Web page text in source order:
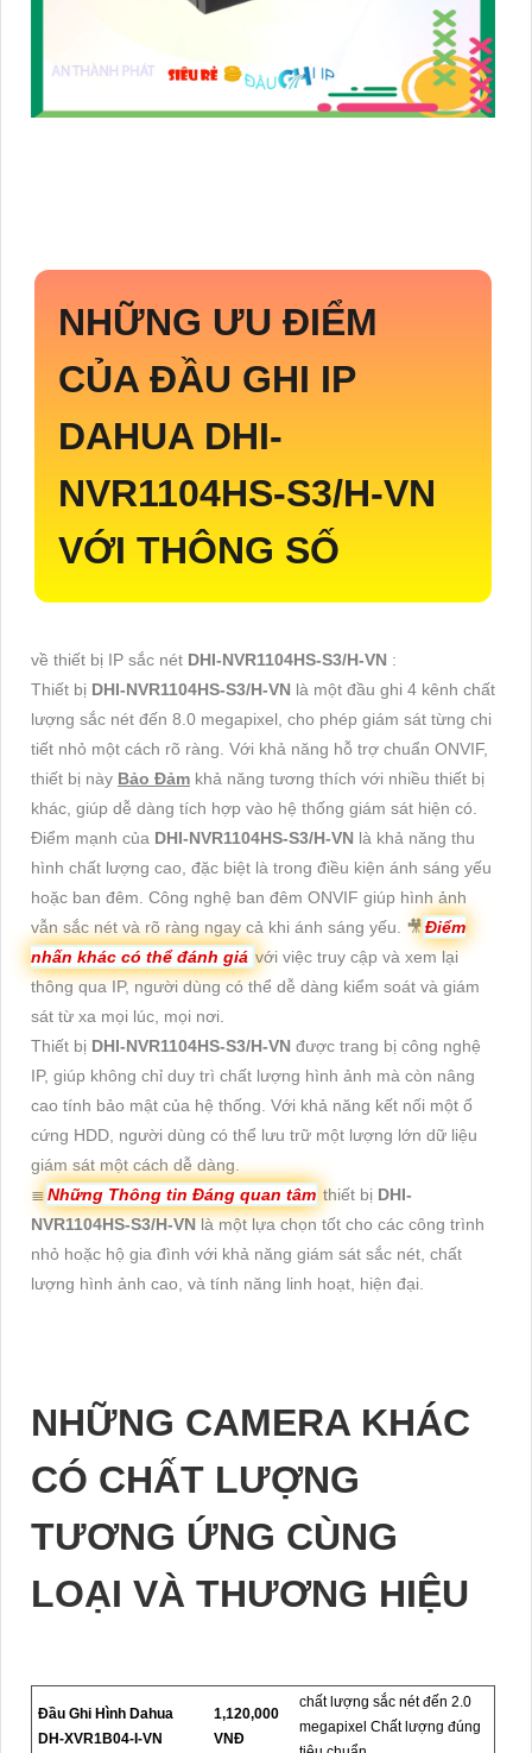
NHỮNG ƯU ĐIỂM
CỦA ĐẦU GHI IP
DAHUA DHI-
NVR1104HS-S3/H-VN
VỚI THÔNG SỐ
về thiết bị IP sắc nét DHI-NVR1104HS-S3/H-VN :
Thiết bị DHI-NVR1104HS-S3/H-VN là một đầu ghi 4 kênh chất
lượng sắc nét đến 8.0 megapixel, cho phép giám sát từng chi
tiết nhỏ một cách rõ ràng. Với khả năng hỗ trợ chuẩn ONVIF,
thiết bị này Bảo Đảm khả năng tương thích với nhiều thiết bị
khác, giúp dễ dàng tích hợp vào hệ thống giám sát hiện có.
Điểm mạnh của DHI-NVR1104HS-S3/H-VN là khả năng thu
hình chất lượng cao, đặc biệt là trong điều kiện ánh sáng yếu
hoặc ban đêm. Công nghệ ban đêm ONVIF giúp hình ảnh
vẫn sắc nét và rõ ràng ngay cả khi ánh sáng yếu. 🎥Điểm
nhấn khác có thể đánh giá với việc truy cập và xem lại
thông qua IP, người dùng có thể dễ dàng kiểm soát và giám
sát từ xa mọi lúc, mọi nơi.
Thiết bị DHI-NVR1104HS-S3/H-VN được trang bị công nghệ
IP, giúp không chỉ duy trì chất lượng hình ảnh mà còn nâng
cao tính bảo mật của hệ thống. Với khả năng kết nối một ổ
cứng HDD, người dùng có thể lưu trữ một lượng lớn dữ liệu
giám sát một cách dễ dàng.
≣Những Thông tin Đáng quan tâm thiết bị DHI-
NVR1104HS-S3/H-VNlà một lựa chọn tốt cho các công trình
nhỏ hoặc hộ gia đình với khả năng giám sát sắc nét, chất
lượng hình ảnh cao, và tính năng linh hoạt, hiện đại.
NHỮNG CAMERA KHÁC
CÓ CHẤT LƯỢNG
TƯƠNG ỨNG CÙNG
LOẠI VÀ THƯƠNG HIỆU
Đầu Ghi Hình Dahua
DH-XVR1B04-I-VN
1,120,000
VNĐ
chất lượng sắc nét đến 2.0
megapixel Chất lượng đúng